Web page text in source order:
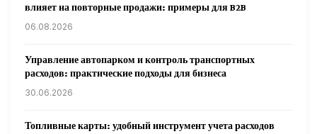
влияет на повторные продажи: примеры для B2B
06.08.2026
Управление автопарком и контроль транспортных
расходов: практические подходы для бизнеса
30.06.2026
Топливные карты: удобный инструмент учета расходов